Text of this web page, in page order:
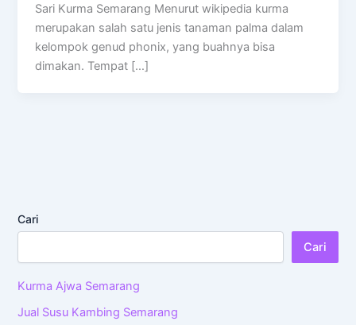
Sari Kurma Semarang Menurut wikipedia kurma
merupakan salah satu jenis tanaman palma dalam
kelompok genud phonix, yang buahnya bisa
dimakan. Tempat […]
Cari
Cari
Kurma Ajwa Semarang
Jual Susu Kambing Semarang